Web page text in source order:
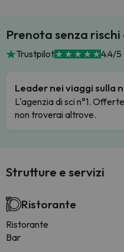
Prenota senza
Trustpilot 4.4/5
Leader nei viaggi sulla
L'agenzia di sci n°1.
non troverai altrove.
Strutture e servizi
Ristorante
Ristorante
Bar